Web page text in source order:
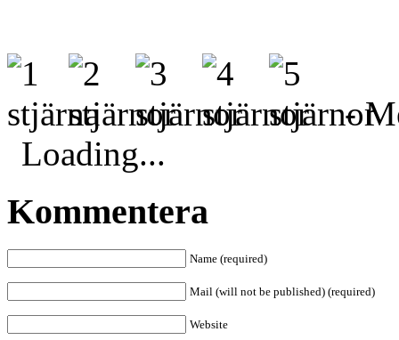
-
Loading...
Kommentera
Name (required)
Mail (will not be published) (required)
Website